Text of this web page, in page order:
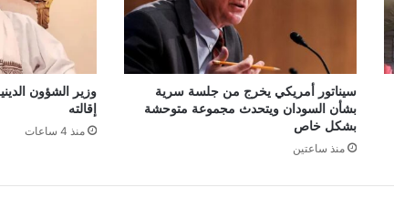
سيناتور أمريكي يخرج من جلسة سرية
بشأن السودان ويتحدث مجموعة متوحشة
بشكل خاص
منذ ساعتين
وزير الشؤون
إقالته
منذ 4 ساعات